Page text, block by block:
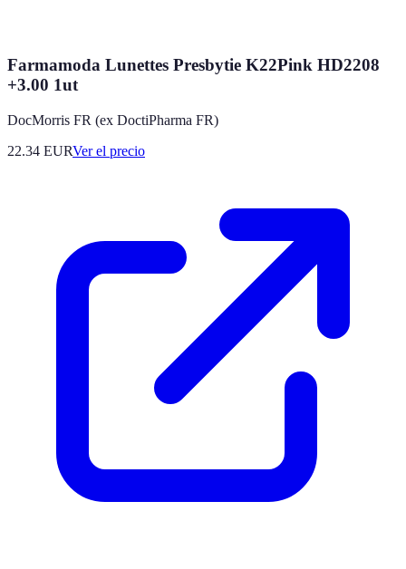
Farmamoda Lunettes Presbytie K22Pink HD2208
+3.00 1ut
DocMorris FR (ex DoctiPharma FR)
22.34 EURVer el precio